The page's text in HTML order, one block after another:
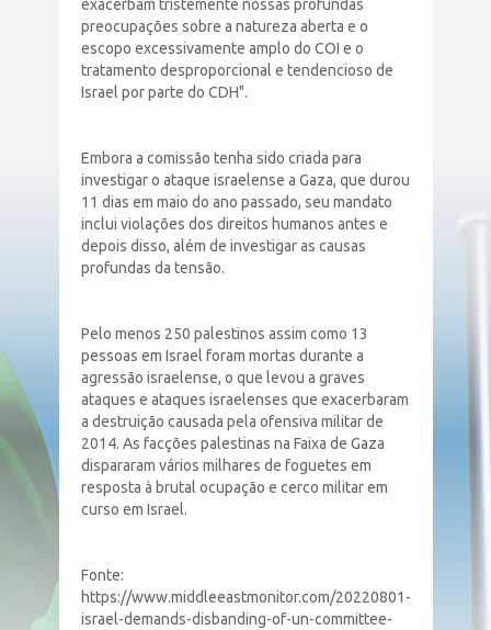
exacerbam tristemente nossas profundas
preocupações sobre a natureza aberta e o
escopo excessivamente amplo do COI e o
tratamento desproporcional e tendencioso de
Israel por parte do CDH".
Embora a comissão tenha sido criada para
investigar o ataque israelense a Gaza, que durou
11 dias em maio do ano passado, seu mandato
inclui violações dos direitos humanos antes e
depois disso, além de investigar as causas
profundas da tensão.
Pelo menos 250 palestinos assim como 13
pessoas em Israel foram mortas durante a
agressão israelense, o que levou a graves
ataques e ataques israelenses que exacerbaram
a destruição causada pela ofensiva militar de
2014. As facções palestinas na Faixa de Gaza
dispararam vários milhares de foguetes em
resposta à brutal ocupação e cerco militar em
curso em Israel.
Fonte:
https://www.middleeastmonitor.com/20220801-
israel-demands-disbanding-of-un-committee-